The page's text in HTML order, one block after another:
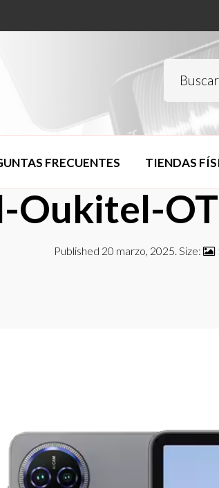
FRECUENTES TIENDAS
Oukitel-
Published 20 marzo, 2025. Size: